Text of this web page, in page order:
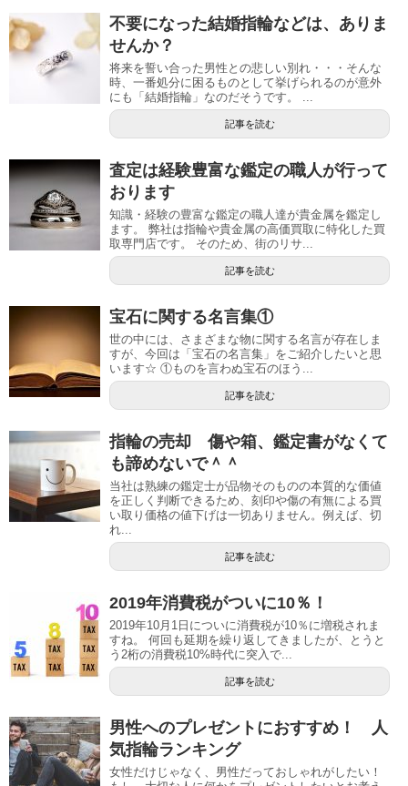
不要になった結婚指輪などは、ありま
せんか？
将来を誓い合った男性との悲しい別れ・・・そんな
時、一番処分に困るものとして挙げられるのが意外
にも「結婚指輪」なのだそうです。 ...
記事を読む
査定は経験豊富な鑑定の職人が行って
おります
知識・経験の豊富な鑑定の職人達が貴金属を鑑定し
ます。 弊社は指輪や貴金属の高価買取に特化した買
取専門店です。 そのため、街のリサ...
記事を読む
宝石に関する名言集①
世の中には、さまざまな物に関する名言が存在しま
すが、今回は「宝石の名言集」をご紹介したいと思
います☆ ①ものを言わぬ宝石のほう...
記事を読む
指輪の売却 傷や箱、鑑定書がなくて
も諦めないで＾＾
当社は熟練の鑑定士が品物そのものの本質的な価値
を正しく判断できるため、刻印や傷の有無による買
い取り価格の値下げは一切ありません。例えば、切
れ...
記事を読む
2019年消費税がついに10％！
2019年10月1日についに消費税が10％に増税されま
すね。 何回も延期を繰り返してきましたが、とうと
う2桁の消費税10%時代に突入で...
記事を読む
男性へのプレゼントにおすすめ！ 人
気指輪ランキング
女性だけじゃなく、男性だっておしゃれがしたい！